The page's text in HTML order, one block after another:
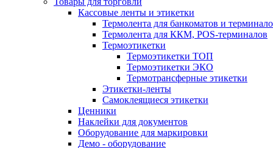
Кассовые ленты и этикетки
Термолента для банкоматов и
Термолента для ККМ, POS-терминалов
Термоэтикетки
Термоэтикетки ТОП
Термоэтикетки ЭКО
Термотрансферные этикетки
Этикетки-ленты
Самоклеящиеся этикетки
Ценники
Наклейки для документов
Оборудование для маркировки
Демо - оборудование